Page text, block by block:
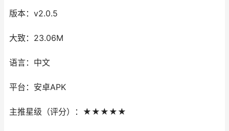
版本：v2.0.5
大致：23.06M
语言：中文
平台：安卓APK
主推星级（评分）：★★★★★